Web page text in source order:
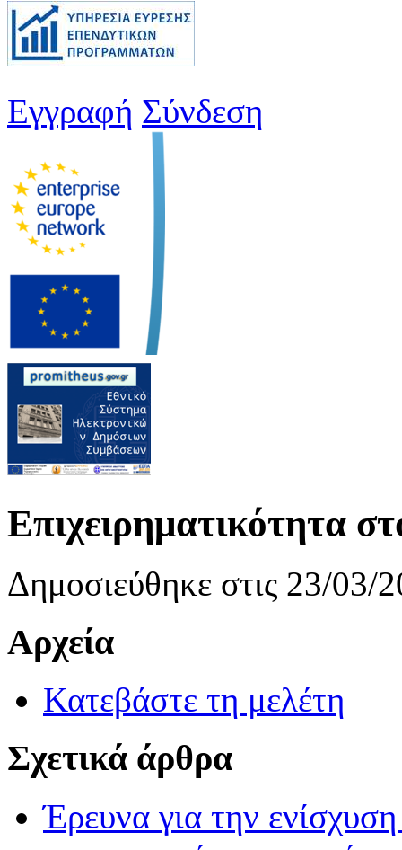
Εγγραφή Σύνδεση
Επιχειρηματικότητα
Δημοσιεύθηκε στις 23/03/
Αρχεία
Κατεβάστε τη μελέτη
Σχετικά άρθρα
Έρευνα για την